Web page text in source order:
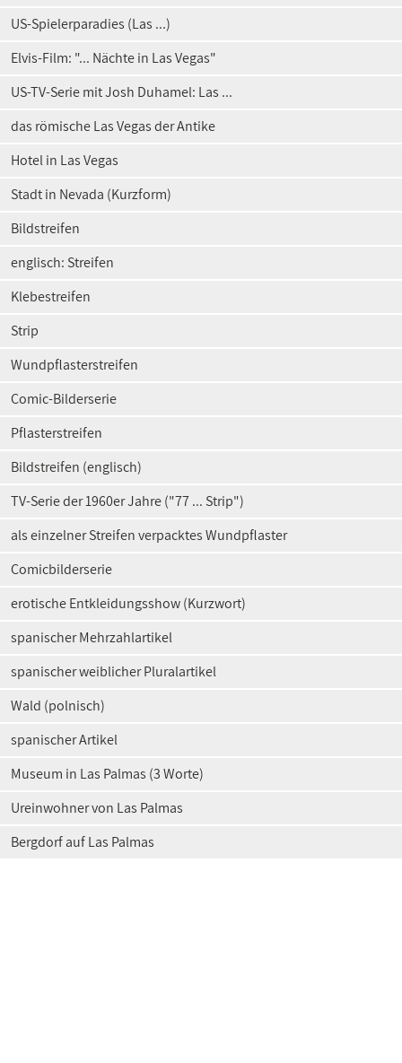
US-Spielerparadies (Las ...)
Elvis-Film: "... Nächte in Las Vegas"
US-TV-Serie mit Josh Duhamel: Las ...
das römische Las Vegas der Antike
Hotel in Las Vegas
Stadt in Nevada (Kurzform)
Bildstreifen
englisch: Streifen
Klebestreifen
Strip
Wundpflasterstreifen
Comic-Bilderserie
Pflasterstreifen
Bildstreifen (englisch)
TV-Serie der 1960er Jahre ("77 ... Strip")
als einzelner Streifen verpacktes Wundpflaster
Comicbilderserie
erotische Entkleidungsshow (Kurzwort)
spanischer Mehrzahlartikel
spanischer weiblicher Pluralartikel
Wald (polnisch)
spanischer Artikel
Museum in Las Palmas (3 Worte)
Ureinwohner von Las Palmas
Bergdorf auf Las Palmas